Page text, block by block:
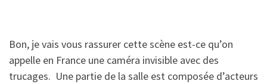
Bon, je vais vous rassurer cette scène est-ce qu’on
appelle en France une caméra invisible avec des
trucages. Une partie de la salle est composée d’acteurs